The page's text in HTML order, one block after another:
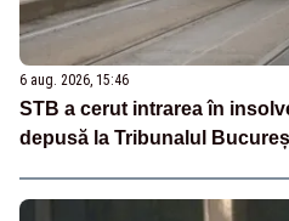
6 aug. 2026, 15:46
STB a cerut intrarea în
depusă la Tribunalul